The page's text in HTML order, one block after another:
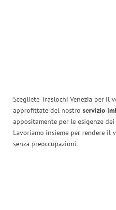
Scegliete Traslochi Venezia per il
approfittate del nostro servizio
appositamente per le esigenze
Lavoriamo insieme per rendere il
senza preoccupazioni.